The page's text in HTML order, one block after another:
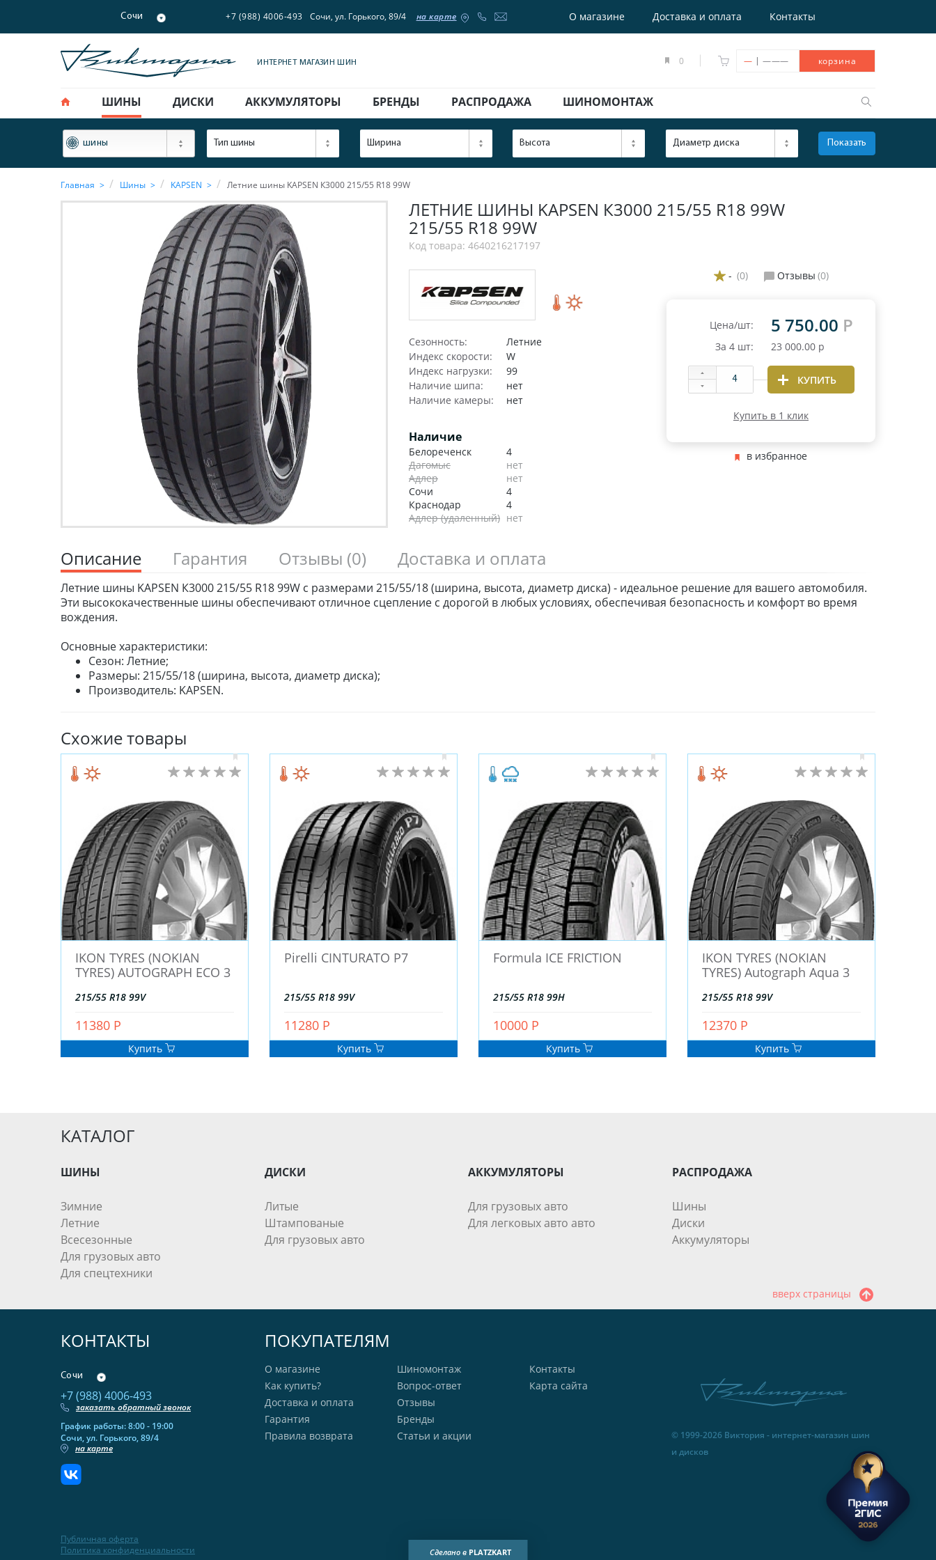
Сочи +7 (988) 4006-493 Сочи, ул. Горького, 89/4 на карте О магазине Доставка и оплата Контакты
ИНТЕРНЕТ МАГАЗИН ШИН 0 — | ——— корзина
ШИНЫ ДИСКИ АККУМУЛЯТОРЫ БРЕНДЫ РАСПРОДАЖА ШИНОМОНТАЖ
ФИЛЬТР ОТКРЫТЬ
шины Тип шины Ширина Высота Диаметр диска Показать
Главная Шины KAPSEN Летние шины KAPSEN К3000 215/55 R18 99W
ЛЕТНИЕ ШИНЫ KAPSEN К3000 215/55 R18 99W
215/55 R18 99W
Код товара: 4640216217197
Сезонность:
Летние
Индекс скорости:
W
Индекс нагрузки:
99
Наличие шипа:
нет
Наличие камеры:
нет
Наличие
Белореченск
4
Дагомыс
нет
Адлер
нет
Сочи
4
Краснодар
4
Адлер (удаленный) нет
- (0) Отзывы (0)
Цена/шт: 5 750.00 Р
За 4 шт: 23 000.00 р
КУПИТЬ
Купить в 1 клик
в избранное
Описание Гарантия Отзывы (0) Доставка и оплата
Летние шины KAPSEN К3000 215/55 R18 99W с размерами 215/55/18 (ширина, высота, диаметр диска) - идеальное решение для вашего автомобиля.
Эти высококачественные шины обеспечивают отличное сцепление с дорогой в любых условиях, обеспечивая безопасность и комфорт во время
вождения.
Основные характеристики:
Сезон: Летние;
Размеры: 215/55/18 (ширина, высота, диаметр диска);
Производитель: KAPSEN.
Схожие товары
IKON TYRES (NOKIAN
TYRES) AUTOGRAPH ECO 3
215/55 R18 99V
11380 Р
Купить
Pirelli CINTURATO P7
215/55 R18 99V
11280 Р
Купить
Formula ICE FRICTION
215/55 R18 99H
10000 Р
Купить
IKON TYRES (NOKIAN
TYRES) Autograph Aqua 3
215/55 R18 99V
12370 Р
Купить
КАТАЛОГ
ШИНЫ
Зимние
Летние
Всесезонные
Для грузовых авто
Для спецтехники
ДИСКИ
Литые
Штампованые
Для грузовых авто
АККУМУЛЯТОРЫ
Для грузовых авто
Для легковых авто авто
РАСПРОДАЖА
Шины
Диски
Аккумуляторы
вверх страницы
КОНТАКТЫ
Сочи
+7 (988) 4006-493
заказать обратный звонок
График работы: 8:00 - 19:00
Сочи, ул. Горького, 89/4
на карте
ПОКУПАТЕЛЯМ
О магазине
Как купить?
Доставка и оплата
Гарантия
Правила возврата
Шиномонтаж
Вопрос-ответ
Отзывы
Бренды
Статьи и акции
Контакты
Карта сайта
© 1999-2026 Виктория - интернет-магазин шин
и дисков
Публичная оферта
Политика конфиденциальности
Сделано в PLATZKART